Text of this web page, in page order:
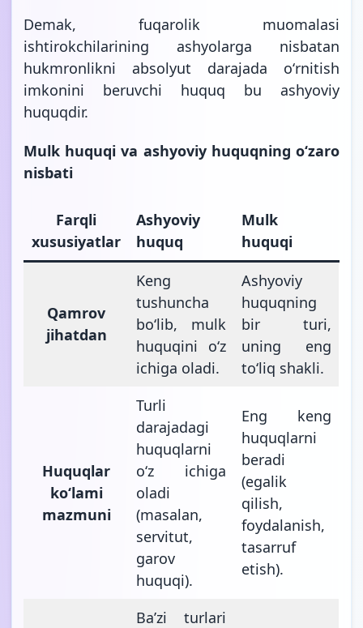
Demak, fuqarolik muomalasi
ishtirokchilarining ashyolarga nisbatan
hukmronlikni absolyut darajada oʻrnitish
imkonini beruvchi huquq bu ashyoviy
huquqdir.
Mulk huquqi va ashyoviy huquqning oʻzaro
nisbati
Farqli
xususiyatlar
Ashyoviy
huquq
Mulk
huquqi
Qamrov
jihatdan
Keng
tushuncha
boʻlib, mulk
huquqini oʻz
ichiga oladi.
Ashyoviy
huquqning
bir turi,
uning eng
toʻliq shakli.
Huquqlar
koʻlami
mazmuni
Turli
darajadagi
huquqlarni
oʻz ichiga
oladi
(masalan,
servitut,
garov
huquqi).
Eng keng
huquqlarni
beradi
(egalik
qilish,
foydalanish,
tasarruf
etish).
Baʼzi turlari